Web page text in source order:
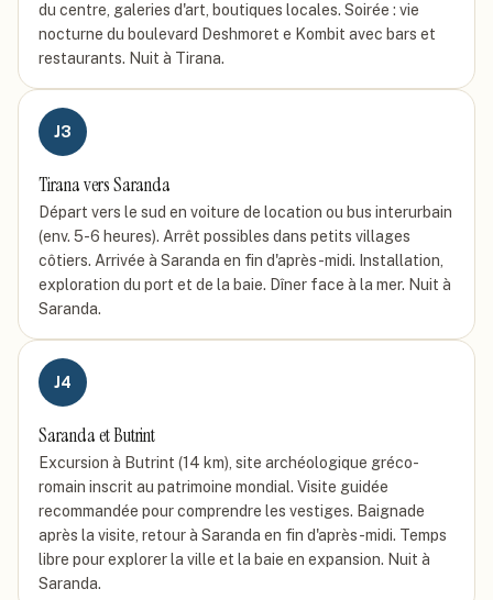
du centre, galeries d'art, boutiques locales. Soirée : vie
nocturne du boulevard Deshmoret e Kombit avec bars et
restaurants. Nuit à Tirana.
J3
Tirana vers Saranda
Départ vers le sud en voiture de location ou bus interurbain
(env. 5-6 heures). Arrêt possibles dans petits villages
côtiers. Arrivée à Saranda en fin d'après-midi. Installation,
exploration du port et de la baie. Dîner face à la mer. Nuit à
Saranda.
J4
Saranda et Butrint
Excursion à Butrint (14 km), site archéologique gréco-
romain inscrit au patrimoine mondial. Visite guidée
recommandée pour comprendre les vestiges. Baignade
après la visite, retour à Saranda en fin d'après-midi. Temps
libre pour explorer la ville et la baie en expansion. Nuit à
Saranda.